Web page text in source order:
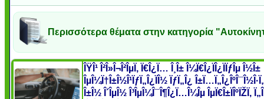
Περισσότερα θέματα στην κατηγορία
ÎŸÎ¹ Î²Î»Î¬Î²ÎµÏ‚ Ï€Î¿Ï… Î¸Î± Î¼Ï€Î¿ÏÎ¿ÏÏƒÎµ Î½Î±
ÎµÎ¼Ï†Î±Î½Î¹ÏƒÏ„Î¿ÏÎ½ ÏƒÏ„Î¿
Î±Î½ Î´ÎµÎ½ Î³ÎµÎ¼Î¯Î¶Î¿Ï…Î¼Îµ ÎµÏ€Î±ÏÎºÏŽÏ‚